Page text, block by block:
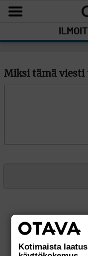
Miksi tämä viesti
Kotimaista